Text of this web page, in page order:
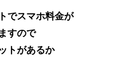
でスマホ料金が
すので
トがあるか